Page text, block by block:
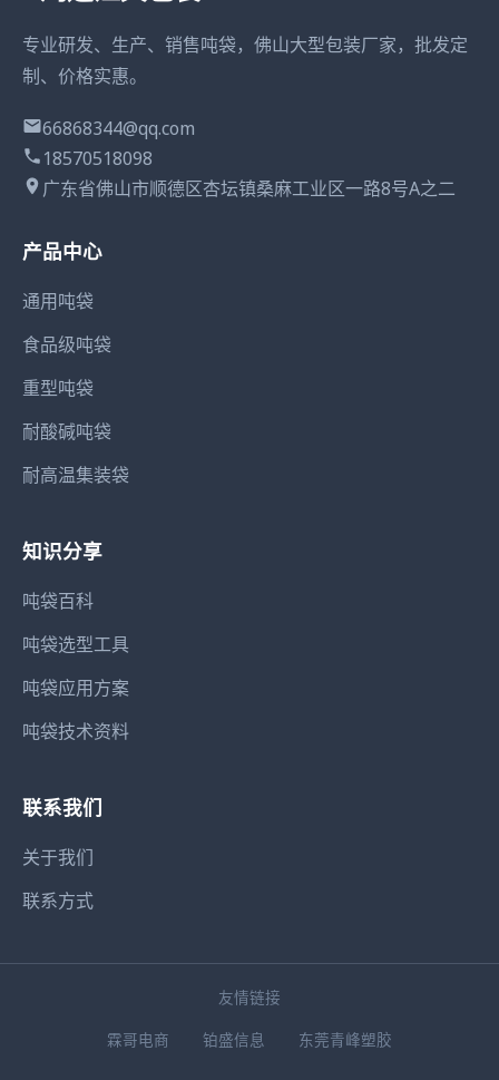
专业研发、生产、销售吨袋，佛山大型包装厂家，批发定
制、价格实惠。
66868344@qq.com
18570518098
广东省佛山市顺德区杏坛镇桑麻工业区一路8号A之二
产品中心
通用吨袋
食品级吨袋
重型吨袋
耐酸碱吨袋
耐高温集装袋
知识分享
吨袋百科
吨袋选型工具
吨袋应用方案
吨袋技术资料
联系我们
关于我们
联系方式
友情链接
霖哥电商
铂盛信息 东莞青峰塑胶